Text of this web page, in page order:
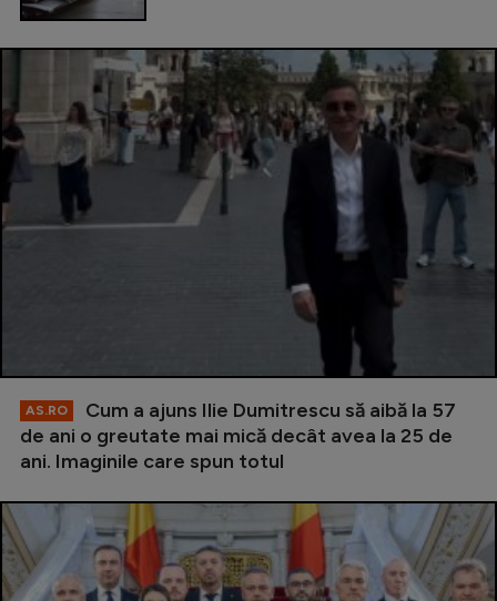
AS.RO
Cum a ajuns Ilie Dumitrescu să aibă la 57
de ani o greutate mai mică decât avea la 25 de
ani. Imaginile care spun totul